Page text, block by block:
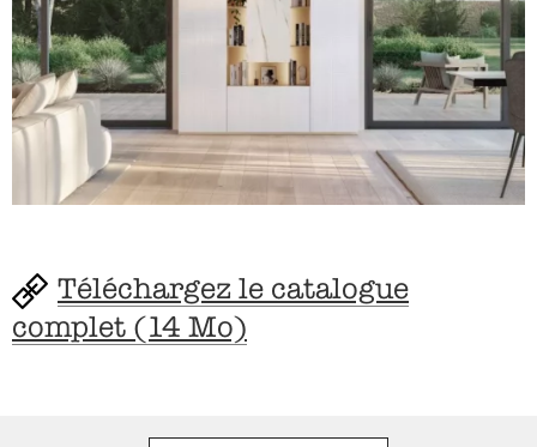
Téléchargez le catalogue
complet (14 Mo)